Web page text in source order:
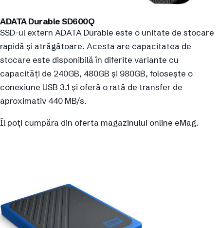
ADATA Durable SD600Q
SSD-ul extern ADATA Durable este o unitate de stocare
rapidă și atrăgătoare. Acesta are capacitatea de
stocare este disponibilă în diferite variante cu
capacități de 240GB, 480GB și 980GB, folosește o
conexiune USB 3.1 și oferă o rată de transfer de
aproximativ 440 MB/s.
Îl poți cumpăra din oferta magazinului online eMag.